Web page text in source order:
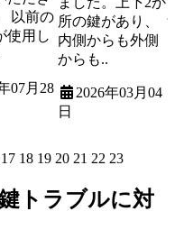
以前の
使用し
07月28
所の鍵があり、
内側からも外側
からも..
2026年03月04
日
17 18 19 20 21 22 23
トラブルに対